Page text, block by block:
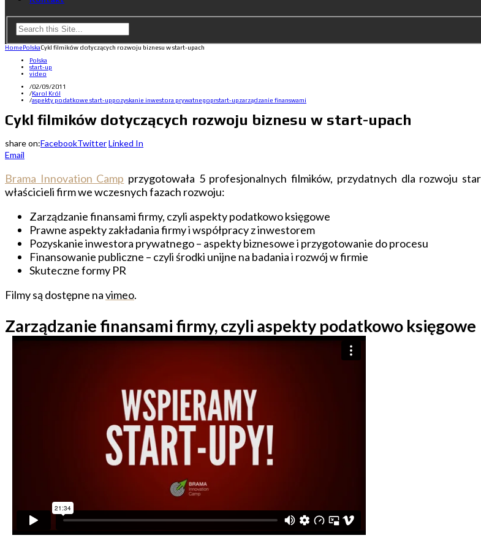
HomePolskaCykl filmików dotyczących rozwoju biznesu w start-upach
Polska
start-up
video
/02/09/2011
/Karol Król
/aspekty podatkowe start-uppozyskanie inwestora prywatnegoprstart-upzarządzanie finanswami
Cykl filmików dotyczących rozwoju biznesu w start-upach
share on:FacebookTwitterLinked In
Email
Brama Innovation Camp przygotowała 5 profesjonalnych filmików, przydatnych dla rozwoju
właścicieli firm we wczesnych fazach rozwoju:
Zarządzanie finansami firmy, czyli aspekty podatkowo księgowe
Prawne aspekty zakładania firmy i współpracy z inwestorem
Pozyskanie inwestora prywatnego – aspekty biznesowe i przygotowanie do procesu
Finansowanie publiczne – czyli środki unijne na badania i rozwój w firmie
Skuteczne formy PR
Filmy są dostępne navimeo.
Zarządzanie finansami firmy, czyli aspekty podatkowo księgowe